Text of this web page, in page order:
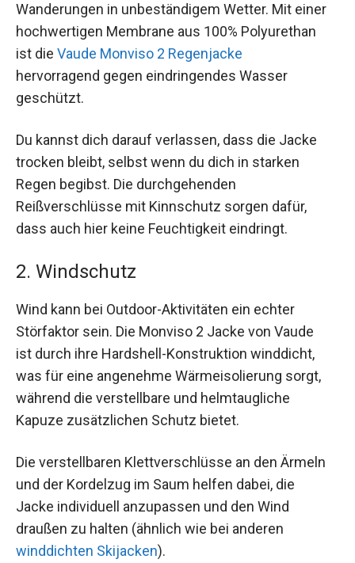
Wanderungen in unbeständigem Wetter. Mit einer
hochwertigen Membrane aus 100% Polyurethan
ist die Vaude Monviso 2 Regenjacke
hervorragend gegen eindringendes Wasser
geschützt.
Du kannst dich darauf verlassen, dass die Jacke
trocken bleibt, selbst wenn du dich in starken
Regen begibst. Die durchgehenden
Reißverschlüsse mit Kinnschutz sorgen dafür,
dass auch hier keine Feuchtigkeit eindringt.
2. Windschutz
Wind kann bei Outdoor-Aktivitäten ein echter
Störfaktor sein. Die Monviso 2 Jacke von Vaude
ist durch ihre Hardshell-Konstruktion winddicht,
was für eine angenehme Wärmeisolierung sorgt,
während die verstellbare und helmtaugliche
Kapuze zusätzlichen Schutz bietet.
Die verstellbaren Klettverschlüsse an den Ärmeln
und der Kordelzug im Saum helfen dabei, die
Jacke individuell anzupassen und den Wind
draußen zu halten (ähnlich wie bei anderen
winddichten Skijacken).